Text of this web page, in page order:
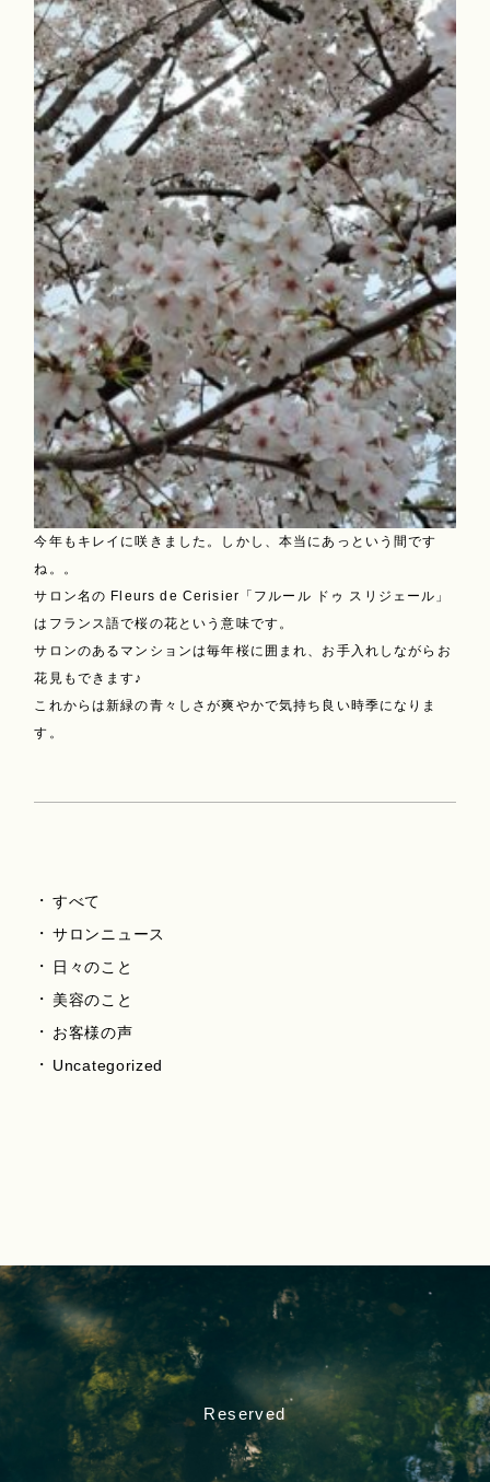
今年もキレイに咲きました。しかし、本当にあっという間です
ね。。
サロン名の Fleurs de Cerisier「フルール ドゥ スリジェール」
はフランス語で桜の花という意味です。
サロンのあるマンションは毎年桜に囲まれ、お手入れしながらお
花見もできます♪
これからは新緑の青々しさが爽やかで気持ち良い時季になりま
す。
すべて
サロンニュース
日々のこと
美容のこと
お客様の声
Uncategorized
Reserved